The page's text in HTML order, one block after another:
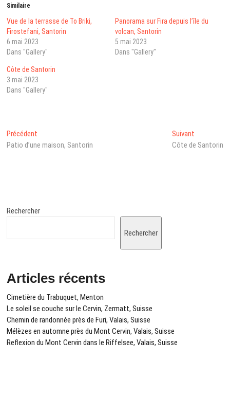
Similaire
Vue de la terrasse de To Briki,
Firostefani, Santorin
6 mai 2023
Dans "Gallery"
Panorama sur Fira depuis l’île du
volcan, Santorin
5 mai 2023
Dans "Gallery"
Côte de Santorin
3 mai 2023
Dans "Gallery"
Navigation
de
Précédent
précédent
Patio d’une maison, Santorin
SuivantNext
post:
Côte de Santorin
Rechercher
Rechercher
Articles récents
Cimetière du Trabuquet, Menton
Le soleil se couche sur le Cervin, Zermatt, Suisse
Chemin de randonnée près de Furi, Valais, Suisse
Mélèzes en automne près du Mont Cervin, Valais, Suisse
Reflexion du Mont Cervin dans le Riffelsee, Valais, Suisse